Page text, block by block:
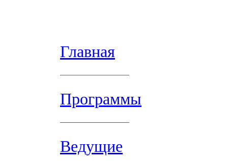
Главная
Программы
Ведущие